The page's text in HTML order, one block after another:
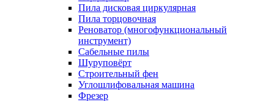
Пила дисковая циркулярная
Пила торцовочная
Реноватор (многофункциональный
инструмент)
Сабельные пилы
Шуруповёрт
Строительный фен
Углошлифовальная машина
Фрезер